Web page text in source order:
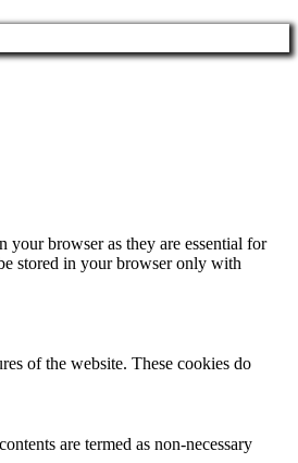
your browser as they are essential for
stored in your browser only with
of the website. These cookies do
are termed as non-necessary